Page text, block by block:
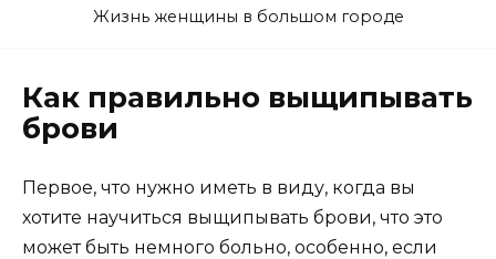
Жизнь женщины в большом городе
Как правильно выщипывать
брови
Первое, что нужно иметь в виду, когда вы
хотите научиться выщипывать брови, что это
может быть немного больно, особенно, если